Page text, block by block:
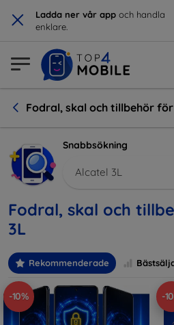
× Ladda ner vår app och handla
enklare.
Fodral, skal och tillbehör
Snabbsökning
Alcatel 3L
Fodral, skal och
3L
Rekommenderade
-10% -